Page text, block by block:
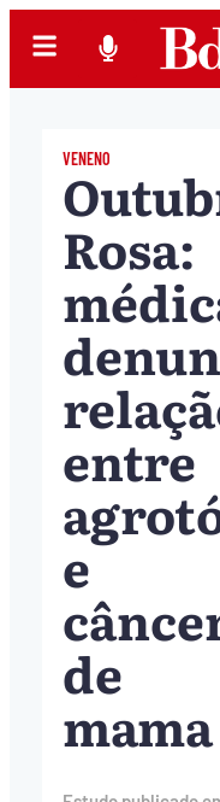
VENENO
Rosa:
entre
e
de
mama